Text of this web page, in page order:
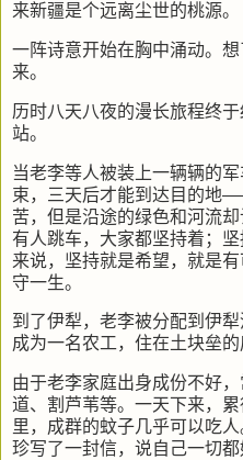
来新疆是个远离尘世的桃源。
一阵诗意开始在胸中涌动。
来。
历时八天八夜的漫长旅程终
站。
当老李等人被装上一辆辆的
束，三天后才能到达目的地
苦，但是沿途的绿色和河流
有人跳车，大家都坚持着；
来说，坚持就是希望，就是
守一生。
到了伊犁，老李被分配到伊
成为一名农工，住在土块垒的
由于老李家庭出身成份不好
道、割芦苇等。一天下来，
里，成群的蚊子几乎可以吃
珍写了一封信，说自己一切